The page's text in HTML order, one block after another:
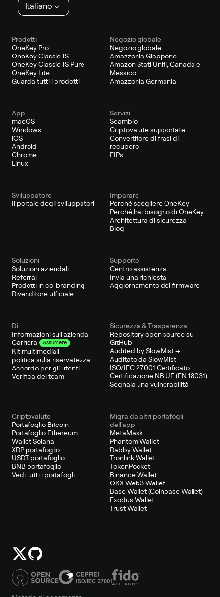
Italiano
Prodotti
OneKey Pro
OneKey Classic 1S
OneKey Classic 1S Pure
OneKey Lite
Guarda tutti i prodotti
Negozio globale
Negozio globale
Amazzonia Giappone
Amazon Stati Uniti, Canada e
Messico
Amazzonia Germania
App
macOS
Windows
iOS
Android
Chrome
Linux
Servizi
Scambio
Criptovalute supportate
Convertitore di frasi di
recupero
EIPs
Sviluppatore
Il portale degli sviluppatori
Imparare
Perché scegliere OneKey
Perché hai bisogno di OneKey
Architettura di sicurezza
Blog
Soluzioni
Soluzioni aziendali
Referral
Prodotti in co-branding
Rivenditore ufficiale
Supporto
Centro assistenza
Invia una richiesta
Aggiornamento del firmware
Di
Informazioni sull'azienda
Carriera
Assumere
Kit multimediali
politica sulla riservatezza
Accordo per gli utenti
Verifica del team
Sicurezza & Trasparenza
Repository open source su
GitHub
Audited by SlowMist →
Auditato da SlowMist
ISO/IEC 27001 Certificato
Certificazione NB UE (EN 18031)
Segnala una vulnerabilità
Criptovalute
Portafoglio Bitcoin
Portafoglio Ethereum
Wallet Solana
XRP portafoglio
USDT portafoglio
BNB portafoglio
Vedi tutti i portafogli
Migra da altri portafogli
dell'app
MetaMask
Phantom Wallet
Rabby Wallet
Tronlink Wallet
TokenPocket
Binance Wallet
OKX Web3 Wallet
Base Wallet (Coinbase Wallet)
Exodus Wallet
Trust Wallet